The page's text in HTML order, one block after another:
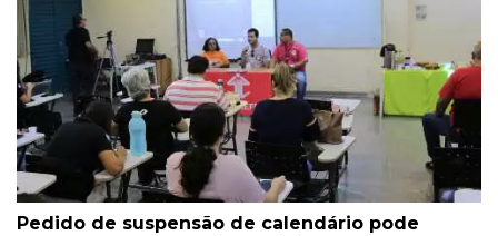
Pedido de suspensão de calendário pode